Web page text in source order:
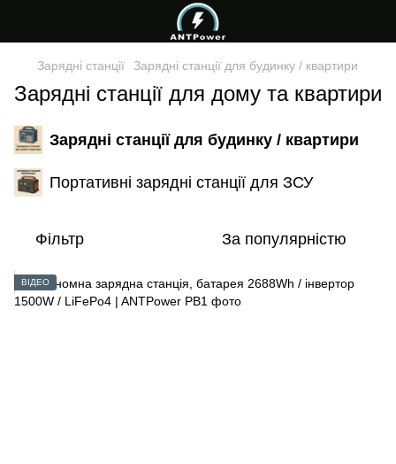
Зарядні станції Зарядні станції для будинку / квартири
Зарядні станції для дому та квартири
Зарядні станції для будинку / квартири
Портативні зарядні станції для ЗСУ
Фільтр За популярністю
ВІДЕО